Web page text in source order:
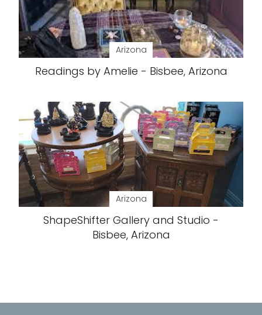
Arizona
Readings by Amelie - Bisbee, Arizona
Arizona
ShapeShifter Gallery and Studio -
Bisbee, Arizona